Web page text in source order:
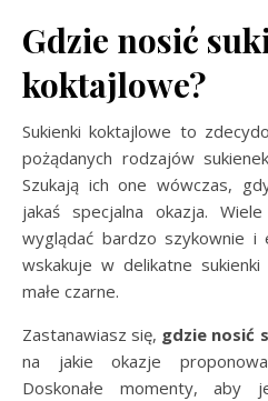
Gdzie nosić
koktajlowe?
Sukienki koktajlowe to
pożądanych rodzajów
Szukają ich one wówczas,
jakaś specjalna okazja.
wyglądać bardzo szykownie i
wskakuje w delikatne
małe czarne.
Zastanawiasz się, gdzie nosić
na jakie okazje
Doskonałe momenty, aby